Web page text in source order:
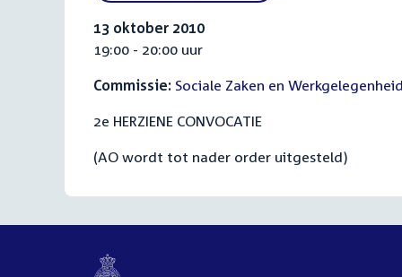
13 oktober 2010
19:00 - 20:00 uur
Commissie: Sociale Zaken en
2e HERZIENE CONVOCATIE
(AO wordt tot nader order uitgesteld)